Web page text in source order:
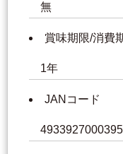
無
賞味期限/消費
1年
JANコード
4933927000395